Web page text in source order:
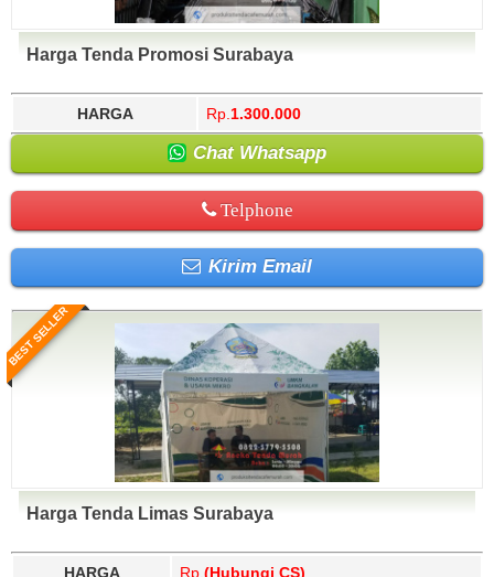
Harga Tenda Promosi Surabaya
HARGA Rp. 1.300.000
Chat Whatsapp
Telphone
Kirim Email
BEST SELLER
Harga Tenda Limas Surabaya
HARGA Rp. (Hubungi CS)